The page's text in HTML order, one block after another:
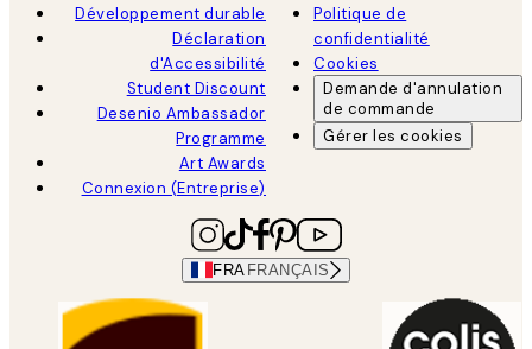
Développement durable
Déclaration
d'Accessibilité
Student Discount
Desenio Ambassador
Programme
Art Awards
Connexion (Entreprise)
Politique de
confidentialité
Cookies
Demande d'annulation
de commande
Gérer les cookies
FRA FRANÇAIS